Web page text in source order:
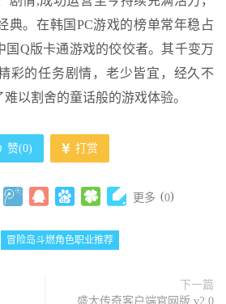
典。在韩国PC游戏的榜单常年稳占
国Q版卡通游戏的佼佼者。其千变万
彩的任务剧情，老少皆宜，经久不
以割舍的童话般的游戏体验。
赞(0) 打赏
更多 (0)
冒险岛斗燃角色职业推荐
下一篇
盛大传奇客户端官网版 v2.0